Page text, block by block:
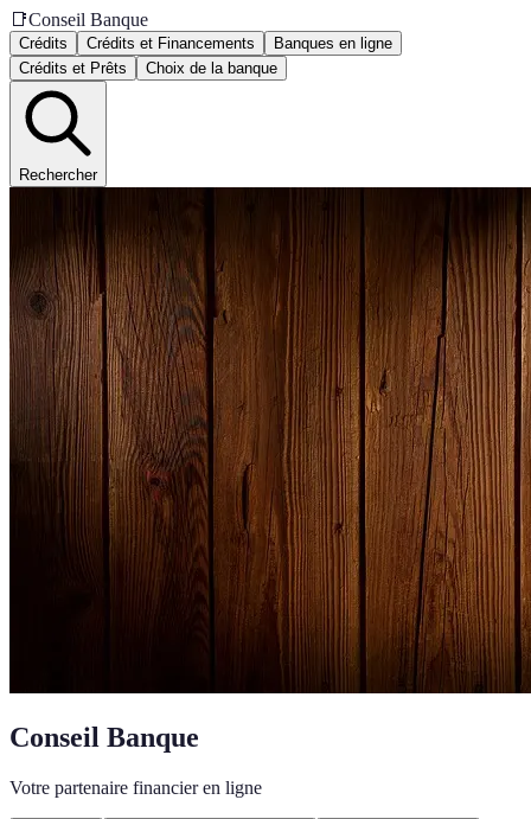
📑Conseil Banque
Crédits Crédits et Financements
Banques en ligne
Crédits et Prêts
Choix de la banque
Rechercher
Conseil Banque
Votre partenaire financier en ligne